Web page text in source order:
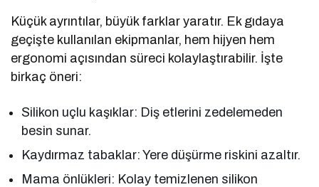
Küçük ayrıntılar, büyük farklar yaratır. Ek gıdaya
geçişte kullanılan ekipmanlar, hem hijyen hem
ergonomi açısından süreci kolaylaştırabilir. İşte
birkaç öneri:
Silikon uçlu kaşıklar: Diş etlerini zedelemeden
besin sunar.
Kaydırmaz tabaklar: Yere düşürme riskini azaltır.
Mama önlükleri: Kolay temizlenen silikon